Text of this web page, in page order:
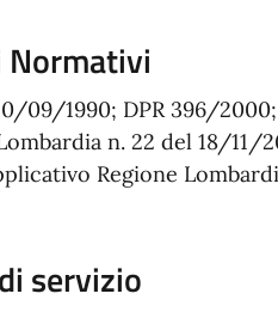
09/1990; DPR 396/2000;
n. 22 del 18/11/
Regione
servizio